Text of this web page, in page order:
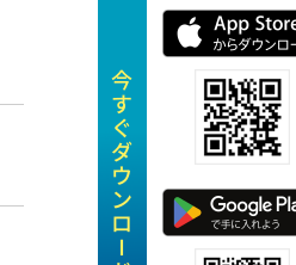
即日★急募採用
学校名公開求人